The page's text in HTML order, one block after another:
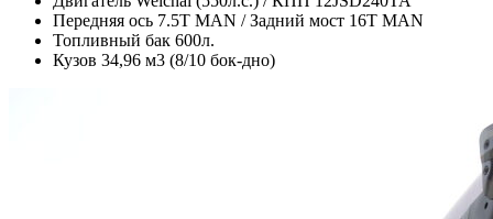
Передняя ось 7.5Т MAN / Задний мост 16T MAN
Топливный бак 600л.
Кузов 34,96 м3 (8/10 бок-дно)